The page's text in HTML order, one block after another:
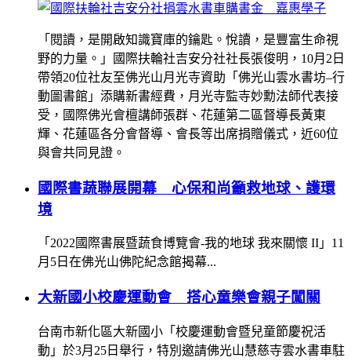
「閱讀，是開啟知識寶庫的鑰匙。悅讀，是豐富生命視
野的力量。」國際扶輪社吉安分社社長張俊明，10月2日
帶領20位社友至佛光山月光寺資助「佛光山雲水書坊–行
動圖書館」添購新書經費，月光寺監寺妙勳法師代表接
受，國際佛光會檀講師張群、花蓮第二區督導長黃東
輝、花蓮區各分會督導、會長等出席捐贈儀式，近60位
與會共同見證。
國際書蔬聯展開幕 心保和尚籲救地球、護環
境
「2022國際書展暨蔬食博覽會-我的地球 我來關懷 II」11
月5日在佛光山佛陀紀念館揭幕...
大新國小校慶運動會 搭心童樂會親子闖關
台南市新化區大新國小「校慶運動會暨兒童節慶祝活
動」於3月25日舉行，特別邀請佛光山慧慈寺雲水書車駐